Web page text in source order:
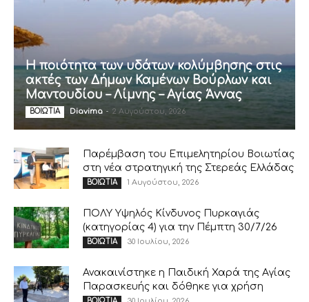
Η ποιότητα των υδάτων κολύμβησης στις
ακτές των Δήμων Καμένων Βούρλων και
Μαντουδίου – Λίμνης – Αγίας Άννας
ΒΟΙΩΤΙΑ Diavima - 2 Αυγούστου, 2026
Παρέμβαση του Επιμελητηρίου Βοιωτίας
στη νέα στρατηγική της Στερεάς Ελλάδας
ΒΟΙΩΤΙΑ 1 Αυγούστου, 2026
ΠΟΛΥ Υψηλός Κίνδυνος Πυρκαγιάς
(κατηγορίας 4) για την Πέμπτη 30/7/26
ΒΟΙΩΤΙΑ 30 Ιουλίου, 2026
Ανακαινίστηκε η Παιδική Χαρά της Αγίας
Παρασκευής και δόθηκε για χρήση